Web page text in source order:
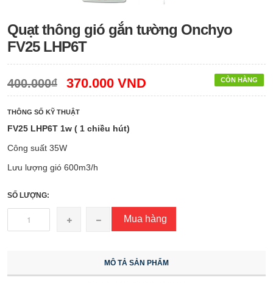
Quạt thông gió gắn tường Onchyo
FV25 LHP6T
CÒN HÀNG
400.000₫ 370.000 VND
THÔNG SỐ KỸ THUẬT
FV25 LHP6T 1w ( 1 chiều hút)
Công suất 35W
Lưu lượng gió 600m3/h
SỐ LƯỢNG:
Mua hàng
MÔ TẢ SẢN PHẨM